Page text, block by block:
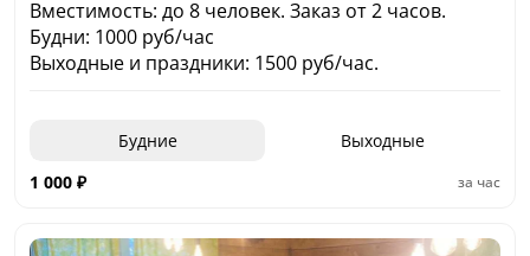
Вместимость: до 8 человек. Заказ от 2 часов.
Будни: 1000 руб/час
Выходные и праздники: 1500 руб/час.
Будние
Выходные
1 000 ₽ за час